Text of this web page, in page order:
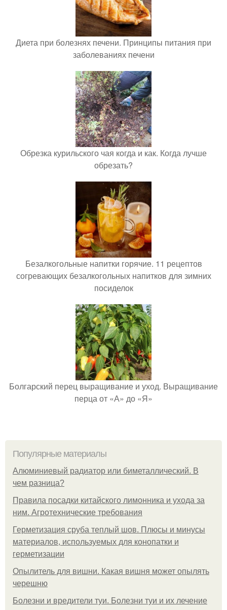
Диета при болезнях печени. Принципы питания при
заболеваниях печени
Обрезка курильского чая когда и как. Когда лучше
обрезать?
Безалкогольные напитки горячие. 11 рецептов
согревающих безалкогольных напитков для зимних
посиделок
Болгарский перец выращивание и уход. Выращивание
перца от «А» до «Я»
Популярные материалы
Алюминиевый радиатор или биметаллический. В
чем разница?
Правила посадки китайского лимонника и ухода за
ним. Агротехнические требования
Герметизация сруба теплый шов. Плюсы и минусы
материалов, используемых для конопатки и
герметизации
Опылитель для вишни. Какая вишня может опылять
черешню
Болезни и вредители туи. Болезни туи и их лечение